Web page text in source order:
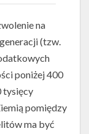
na
(tzw.
poniżej 400
tysięcy
pomiędzy
ma być